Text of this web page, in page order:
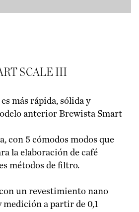
SCALE III
más rápida, sólida y
anterior Brewista Smart
con 5 cómodos modos que
la elaboración de café
métodos de filtro.
un revestimiento nano
medición a partir de 0,1